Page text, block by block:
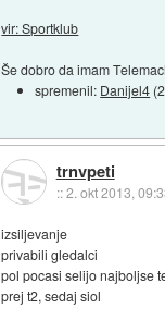
vir: Sportklub
Še dobro da imam
spremenil: Danijel4 (
trnvpeti
::2. okt 2013,
izsiljevanje
privabili gledalci
pol pocasi selijo najboljse
prej t2, sedaj siol